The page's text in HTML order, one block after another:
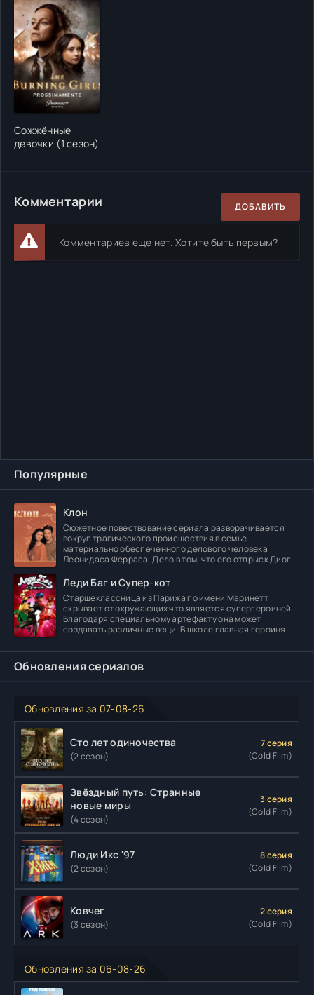
Популярные
Клон
Сюжетное повествование сериала разворачивается
вокруг трагического происшествия в семье
материально обеспеченного делового человека
Леонидаса Ферраса. Дело в том, что его отпрыск Диога
Леди Баг и Супер-кот
Старшеклассница из Парижа по имени Маринетт
скрывает от окружающих что является супергероиней.
Благодаря специальному артефакту она может
создавать различные вещи. В школе главная героиня
Обновления сериалов
Обновления за 07-08-26
Сто лет одиночества
(2 сезон)
7 серия
(Cold Film)
Звёздный путь: Странные
новые миры
(4 сезон)
3 серия
(Cold Film)
Люди Икс '97
(2 сезон)
8 серия
(Cold Film)
Ковчег
(3 сезон)
2 серия
(Cold Film)
Обновления за 06-08-26
Сожжённые
девочки (1 сезон)
Комментарии ДОБАВИТЬ
Комментариев еще нет. Хотите быть первым?